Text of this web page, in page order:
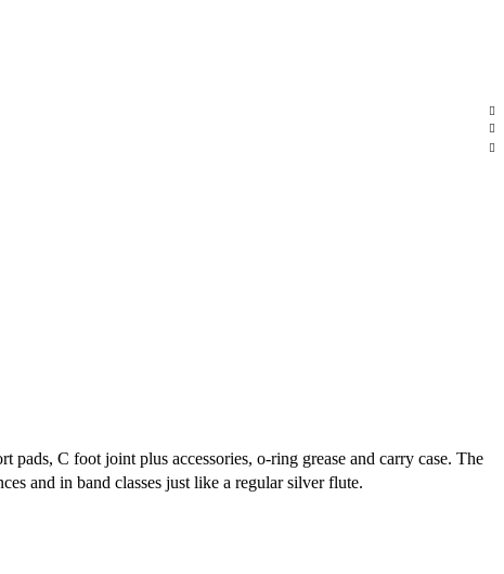
C foot joint plus accessories, o-ring grease and carry case. The
and in band classes just like a regular silver flute.